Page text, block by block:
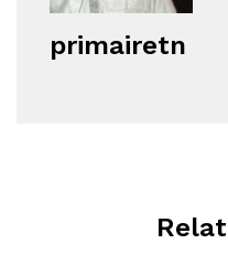
primairetn